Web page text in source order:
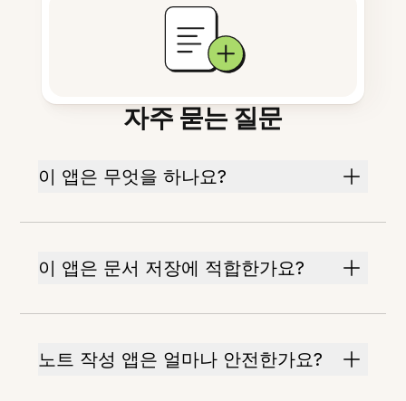
자주 묻는 질문
이 앱은 무엇을 하나요?
이 앱은 문서 저장에 적합한가요?
노트 작성 앱은 얼마나 안전한가요?